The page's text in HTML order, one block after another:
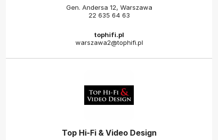
Gen. Andersa 12, Warszawa
22 635 64 63
tophifi.pl
warszawa2@tophifi.pl
Top Hi-Fi & Video Design